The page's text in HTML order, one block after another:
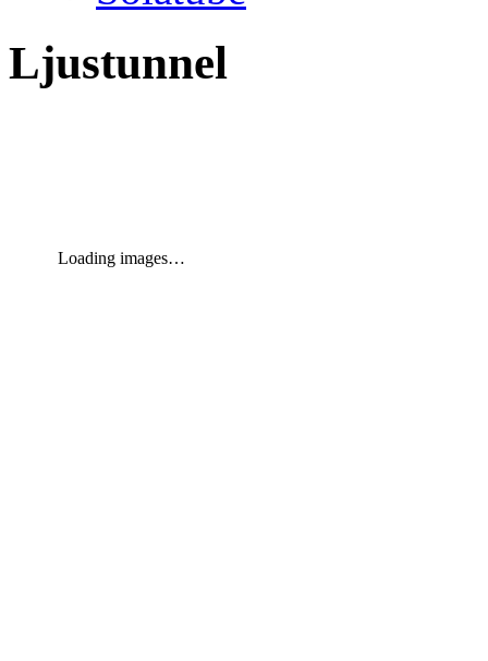
Ljustunnel
Loading images…